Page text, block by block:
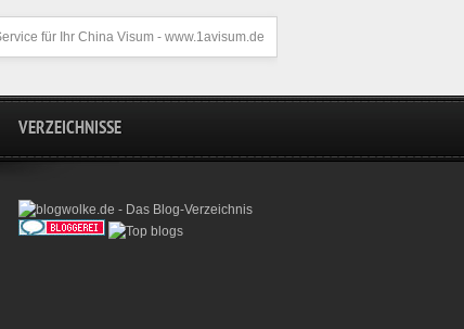
für Ihr China Visum - www.1avisum.de
VERZEICHNISSE